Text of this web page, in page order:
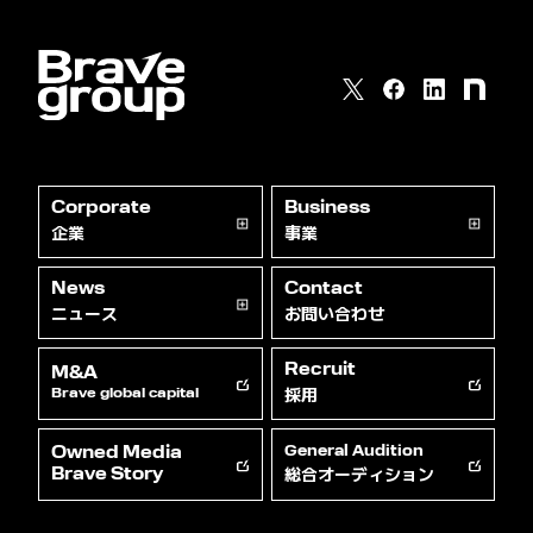
Corporate
企業
Business
事業
News
ニュース
Contact
お問い合わせ
M&A
Brave global capital
Recruit
採用
Owned Media
Brave Story
General Audition
総合オーディション